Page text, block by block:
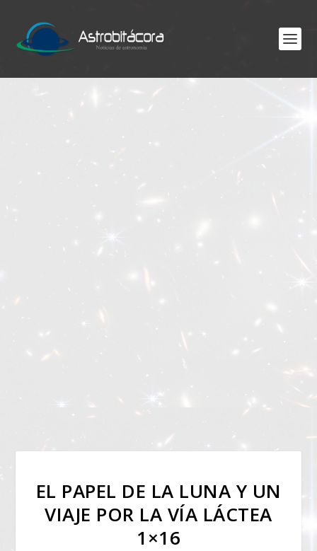
EL PAPEL DE LA LUNA Y UN
VIAJE POR LA VÍA LÁCTEA
1×16